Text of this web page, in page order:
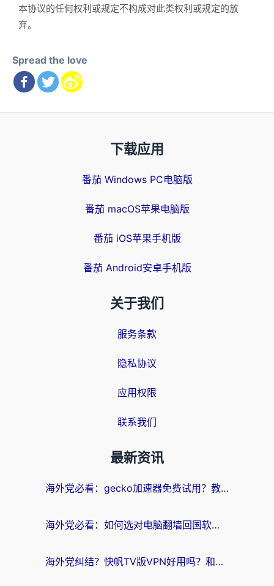
本协议的任何权利或规定不构成对此类权利或规定的放
弃。
Spread the love
下载应用
番茄 Windows PC电脑版
番茄 macOS苹果电脑版
番茄 iOS苹果手机版
番茄 Android安卓手机版
关于我们
服务条款
隐私协议
应用权限
联系我们
最新资讯
海外党必看：gecko加速器免费试用？教你选对回国加速器，无缝刷国内剧玩游戏
海外党必看：如何选对电脑翻墙回国软件，轻松解锁国内资源？
海外党纠结？快帆TV版VPN好用吗？和扇贝手游VPN对比哪个回国效果更好？